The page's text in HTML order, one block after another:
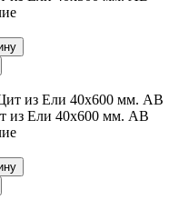
из Ели 40х600 мм. AB